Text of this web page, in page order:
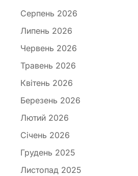
Серпень 2026
Липень 2026
Червень 2026
Травень 2026
Квітень 2026
Березень 2026
Лютий 2026
Січень 2026
Грудень 2025
Листопад 2025